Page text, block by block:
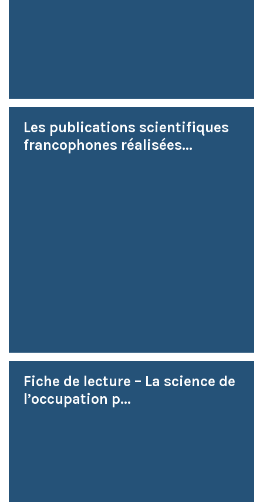
Les publications scientifiques
francophones réalisées...
Fiche de lecture – La science de
l’occupation p...